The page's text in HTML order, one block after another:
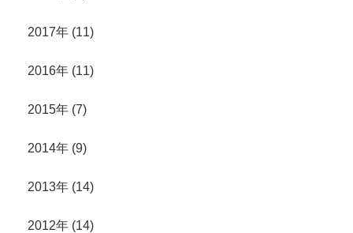
2017年 (11)
2016年 (11)
2015年 (7)
2014年 (9)
2013年 (14)
2012年 (14)